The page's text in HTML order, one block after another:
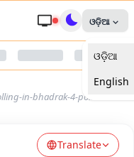
ଓଡ଼ିଆ
ଓଡ଼ିଆ
English
in-bhadrak-4-police-
Translate